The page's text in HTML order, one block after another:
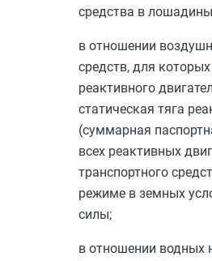
средства в
в отношении
средств, для
реактивного
статическая тяга
(суммарная
всех реактивных
транспортного
режиме в земных
силы;
в отношении водных